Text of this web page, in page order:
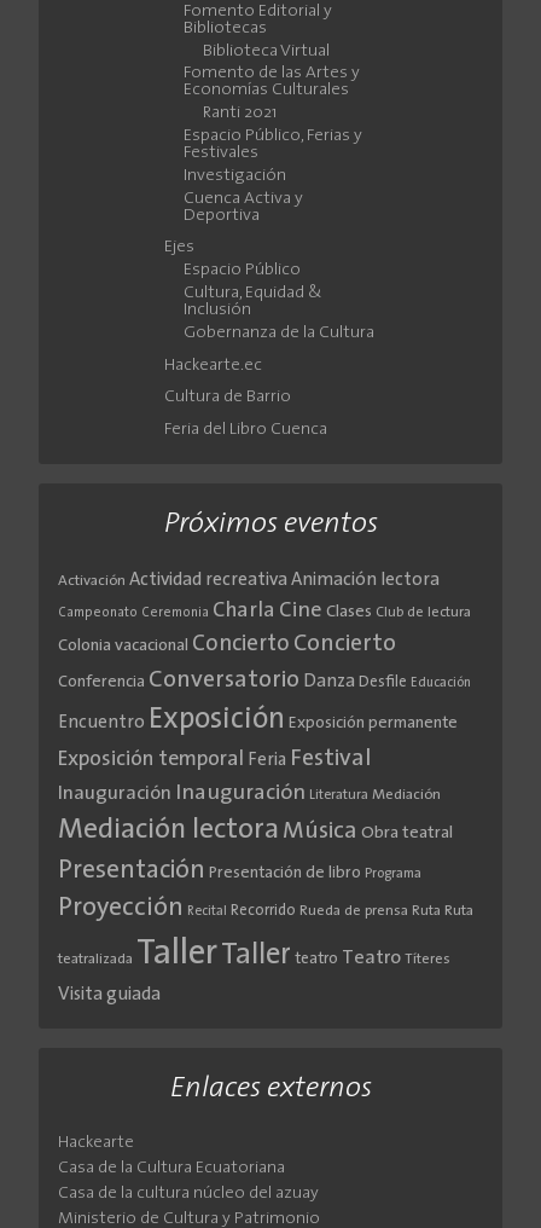
Fomento Editorial y
Bibliotecas
Biblioteca Virtual
Fomento de las Artes y
Economías Culturales
Ranti 2021
Espacio Público, Ferias y
Festivales
Investigación
Cuenca Activa y
Deportiva
Ejes
Espacio Público
Cultura, Equidad &
Inclusión
Gobernanza de la Cultura
Hackearte.ec
Cultura de Barrio
Feria del Libro Cuenca
Próximos eventos
Activación Actividad recreativa Animación lectora
Campeonato Ceremonia Charla Cine Clases Club de lectura
Colonia vacacional Concierto Concierto
Conferencia Conversatorio Danza Desfile Educación
Encuentro Exposición Exposición permanente
Exposición temporal Feria Festival
Inauguración Inauguración Literatura Mediación
Mediación lectora Música Obra teatral
Presentación Presentación de libro Programa
Proyección Recital Recorrido Rueda de prensa Ruta Ruta
teatralizada TallerTaller teatro Teatro Títeres
Visita guiada
Enlaces externos
Hackearte
Casa de la Cultura Ecuatoriana
Casa de la cultura núcleo del azuay
Ministerio de Cultura y Patrimonio